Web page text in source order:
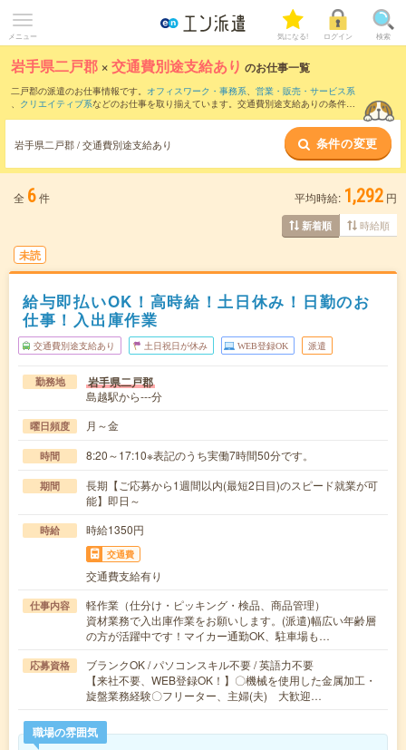
メニュー 気になる! ログイン 検索
岩手県二戸郡 ×交通費別途支給あり のお仕事一覧
二戸郡の派遣のお仕事情報です。 オフィスワーク・事務系、 営業・販売・サービス系
、 クリエイティブ系などのお仕事を取り揃えています。交通費別途支給ありの条件の
岩手県二戸郡 / 交通費別途支給あり 条件の変更
全 6件 平均時給: 1,292 円
新着順 時給順
未読
給与即払いOK！高時給！土日休み！日勤のお
仕事！入出庫作業
交通費別途支給あり 土日祝日が休み WEB登録OK 派遣
勤務地 岩手県二戸郡
島越駅から---分
曜日頻度 月～金
時間 8:20～17:10※表記のうち実働7時間50分です。
期間
長期【ご応募から1週間以内(最短2日目)のスピード就業が可
能】即日～
時給 時給1350円
交通費
交通費支給有り
仕事内容
軽作業（仕分け・ピッキング・検品、商品管理）
資材業務で入出庫作業をお願いします。(派遣)幅広い年齢層
の方が活躍中です！マイカー通勤OK、駐車場も…
応募資格
ブランクOK / パソコンスキル不要 / 英語力不要
【来社不要、WEB登録OK！】〇機械を使用した金属加工・
旋盤業務経験〇フリーター、主婦(夫) 大歓迎…
職場の雰囲気